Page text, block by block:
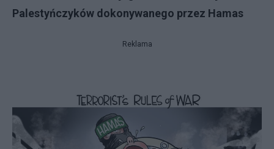
Palestyńczyków dokonywanego przez Hamas
Reklama